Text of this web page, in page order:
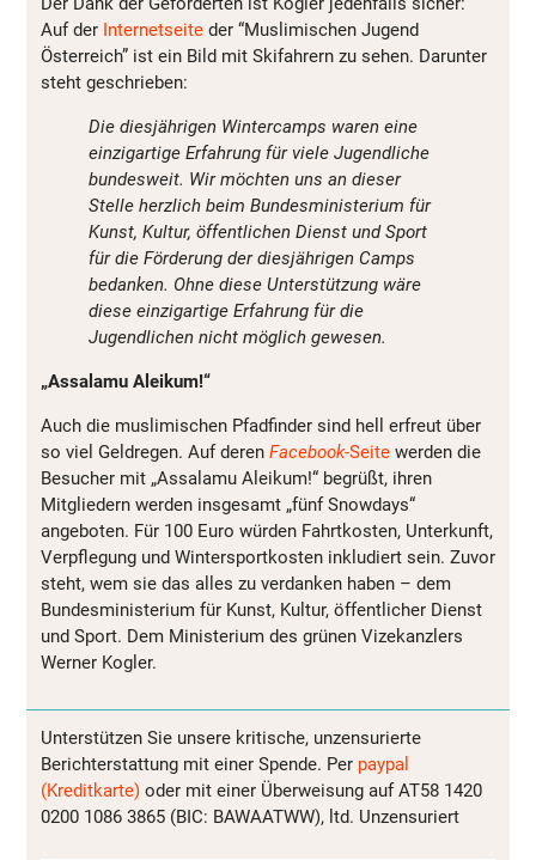
Auf der Internetseite der “Muslimischen Jugend
Österreich” ist ein Bild mit Skifahrern zu sehen. Darunter
steht geschrieben:
Die diesjährigen Wintercamps waren eine
einzigartige Erfahrung für viele Jugendliche
bundesweit. Wir möchten uns an dieser
Stelle herzlich beim Bundesministerium für
Kunst, Kultur, öffentlichen Dienst und Sport
für die Förderung der diesjährigen Camps
bedanken. Ohne diese Unterstützung wäre
diese einzigartige Erfahrung für die
Jugendlichen nicht möglich gewesen.
„Assalamu Aleikum!“
Auch die muslimischen Pfadfinder sind hell erfreut über
so viel Geldregen. Auf deren Facebook-Seite werden die
Besucher mit „Assalamu Aleikum!“ begrüßt, ihren
Mitgliedern werden insgesamt „fünf Snowdays“
angeboten. Für 100 Euro würden Fahrtkosten, Unterkunft,
Verpflegung und Wintersportkosten inkludiert sein. Zuvor
steht, wem sie das alles zu verdanken haben – dem
Bundesministerium für Kunst, Kultur, öffentlicher Dienst
und Sport. Dem Ministerium des grünen Vizekanzlers
Werner Kogler.
Unterstützen Sie unsere kritische, unzensurierte
Berichterstattung mit einer Spende. Per paypal
(Kreditkarte) oder mit einer Überweisung auf AT58 1420
0200 1086 3865 (BIC: BAWAATWW), ltd. Unzensuriert